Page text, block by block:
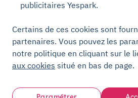
Politique de
Politique relative aux
Paramètres des
Mentions
publicitaires Yespark.
Certains de ces cookies sont
partenaires. Vous pouvez les
notre politique en cliquant sur le
aux cookies situé en bas de page.